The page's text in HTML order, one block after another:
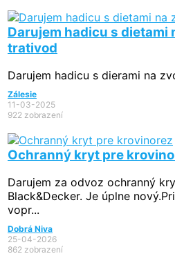
Darujem hadicu s dietami
trativod
Darujem hadicu s dierami na
Zálesie
11-03-2025
922 zobrazení
Ochranný kryt pre
Darujem za odvoz ochranný
Black&Decker. Je úplne
vopr...
Dobrá Niva
25-04-2026
862 zobrazení